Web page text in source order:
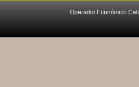
Operador Económico